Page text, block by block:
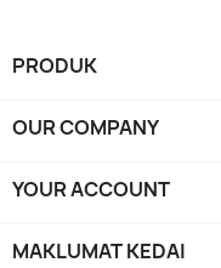
PRODUK
OUR COMPANY
YOUR ACCOUNT
MAKLUMAT KEDAI